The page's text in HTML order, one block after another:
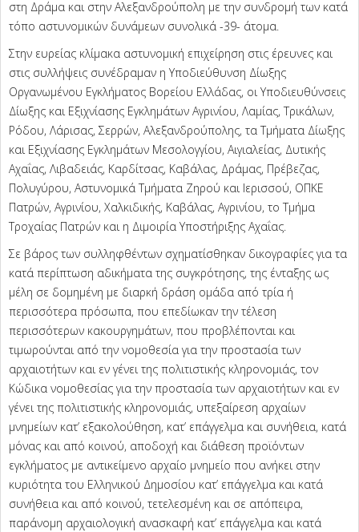
στη Δράμα και στην Αλεξανδρούπολη με την συνδρομή των κατά
τόπο αστυνομικών δυνάμεων συνολικά -39- άτομα.
Στην ευρείας κλίμακα αστυνομική επιχείρηση στις έρευνες και
στις συλλήψεις συνέδραμαν η Υποδιεύθυνση Δίωξης
Οργανωμένου Εγκλήματος Βορείου Ελλάδας, οι Υποδιευθύνσεις
Δίωξης και Εξιχνίασης Εγκλημάτων Αγρινίου, Λαμίας, Τρικάλων,
Ρόδου, Λάρισας, Σερρών, Αλεξανδρούπολης, τα Τμήματα Δίωξης
και Εξιχνίασης Εγκλημάτων Μεσολογγίου, Αιγιαλείας, Δυτικής
Αχαΐας, Λιβαδειάς, Καρδίτσας, Καβάλας, Δράμας, Πρέβεζας,
Πολυγύρου, Αστυνομικά Τμήματα Ζηρού και Ιερισσού, ΟΠΚΕ
Πατρών, Αγρινίου, Χαλκιδικής, Καβάλας, Αγρινίου, το Τμήμα
Τροχαίας Πατρών και η Διμοιρία Υποστήριξης Αχαΐας.
Σε βάρος των συλληφθέντων σχηματίσθηκαν δικογραφίες για τα
κατά περίπτωση αδικήματα της συγκρότησης, της ένταξης ως
μέλη σε δομημένη με διαρκή δράση ομάδα από τρία ή
περισσότερα πρόσωπα, που επεδίωκαν την τέλεση
περισσότερων κακουργημάτων, που προβλέπονται και
τιμωρούνται από την νομοθεσία για την προστασία των
αρχαιοτήτων και εν γένει της πολιτιστικής κληρονομιάς, τον
Κώδικα νομοθεσίας για την προστασία των αρχαιοτήτων και εν
γένει της πολιτιστικής κληρονομιάς, υπεξαίρεση αρχαίων
μνημείων κατ’ εξακολούθηση, κατ’ επάγγελμα και συνήθεια, κατά
μόνας και από κοινού, αποδοχή και διάθεση προϊόντων
εγκλήματος με αντικείμενο αρχαίο μνημείο που ανήκει στην
κυριότητα του Ελληνικού Δημοσίου κατ’ επάγγελμα και κατά
συνήθεια και από κοινού, τετελεσμένη και σε απόπειρα,
παράνομη αρχαιολογική ανασκαφή κατ’ επάγγελμα και κατά